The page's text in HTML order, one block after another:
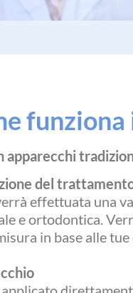
apparecchi
del
effettuata una
e ortodontica.
in base alle tue